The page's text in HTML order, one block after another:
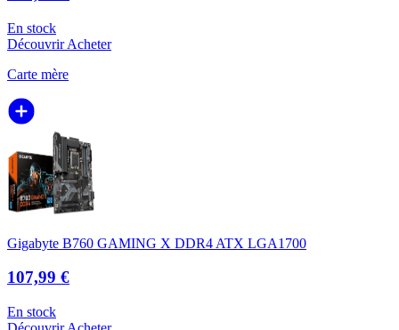
En stock
DécouvrirAcheter
Carte mère
Gigabyte B760 GAMING X DDR4 ATX LGA1700
107,99 €
En stock